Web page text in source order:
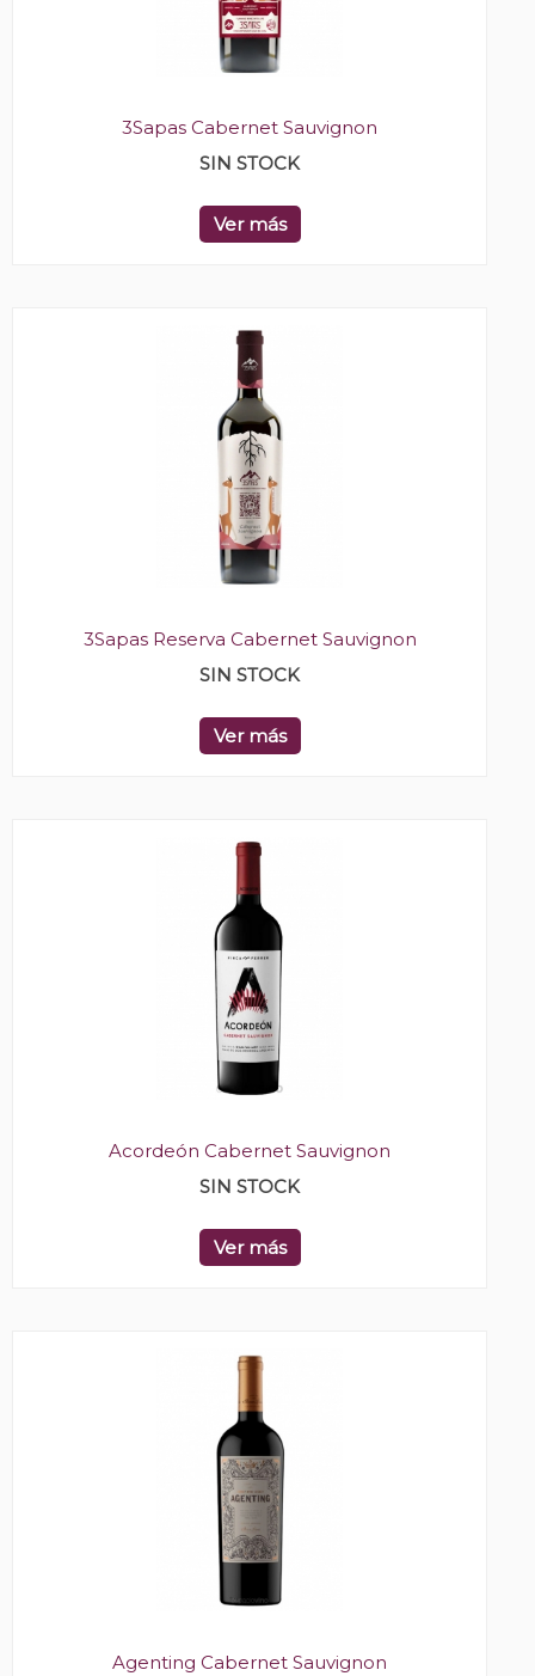
3Sapas Cabernet Sauvignon
SIN STOCK
Ver más
3Sapas Reserva Cabernet Sauvignon
SIN STOCK
Ver más
Acordeón Cabernet Sauvignon
SIN STOCK
Ver más
Agenting Cabernet Sauvignon